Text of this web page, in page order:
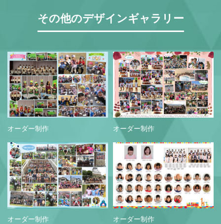
その他のデザインギャラリー
オーダー制作 オーダー制作
オーダー制作 オーダー制作